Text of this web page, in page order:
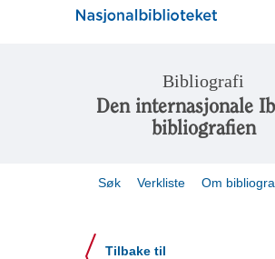
Bibliografi
Den internasjonale
bibliografien
Søk Verkliste Om
Tilbake til